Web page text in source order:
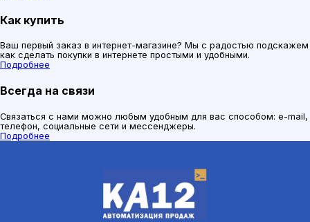
Как купить
Ваш первый заказ в интернет-магазине? Мы с радостью подскажем
как сделать покупки в интернете простыми и удобными.
Подробнее
Всегда на связи
Связаться с нами можно любым удобным для вас способом: e-mail,
телефон, социальные сети и мессенджеры.
Подробнее